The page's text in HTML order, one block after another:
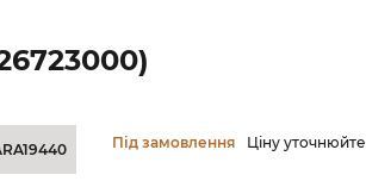
Під замовлення Ціну уточнюйте